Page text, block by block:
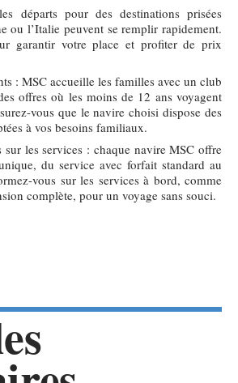
départs pour des destinations prisées
ou l’Italie peuvent se remplir rapidement.
garantir votre place et profiter de prix
: MSC accueille les familles avec un club
offres où les moins de 12 ans voyagent
vous que le navire choisi dispose des
à vos besoins familiaux.
sur les services : chaque navire MSC offre
du service avec forfait standard au
vous sur les services à bord, comme
complète, pour un voyage sans souci.